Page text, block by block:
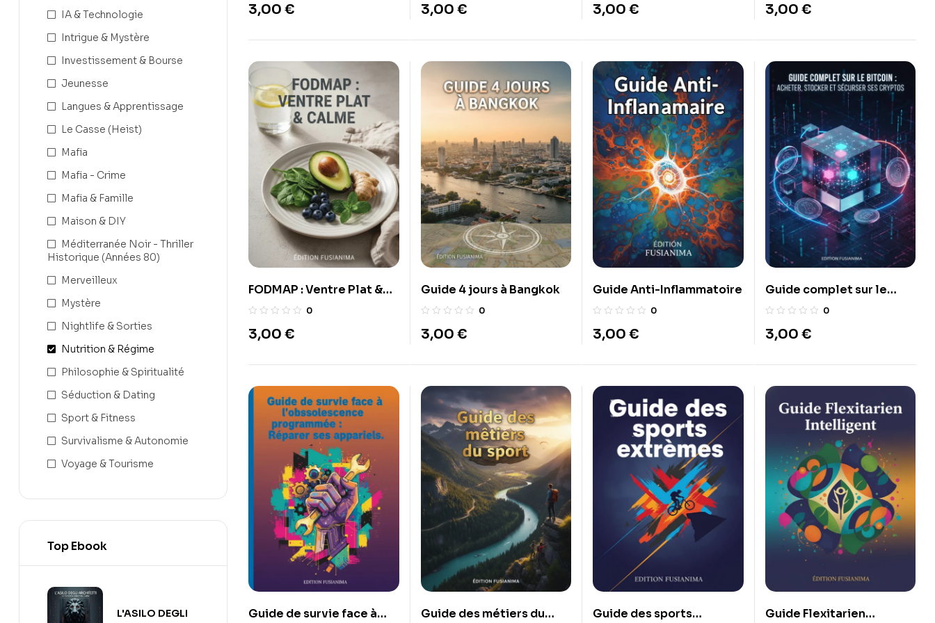
3,00 €
les deux à la maison.
3,00 € 3,00 € 3,00 €
FODMAP : Ventre Plat &
Calme
0
3,00 €
Guide 4 jours à Bangkok
0
3,00 €
Guide Anti-Inflammatoire
0
3,00 €
Guide complet sur le
Bitcoin : Acheter, stocker
0
3,00 €
Guide de survie face à
Guide des métiers du
Guide des sports
Guide Flexitarien
IA & Technologie
Intrigue & Mystère
Investissement & Bourse
Jeunesse
Langues & Apprentissage
Le Casse (Heist)
Mafia
Mafia - Crime
Mafia & Famille
Maison & DIY
Méditerranée Noir - Thriller
Historique (Années 80)
Merveilleux
Mystère
Nightlife & Sorties
Nutrition & Régime
Philosophie & Spiritualité
Séduction & Dating
Sport & Fitness
Survivalisme & Autonomie
Voyage & Tourisme
Top Ebook
L'ASILO DEGLI